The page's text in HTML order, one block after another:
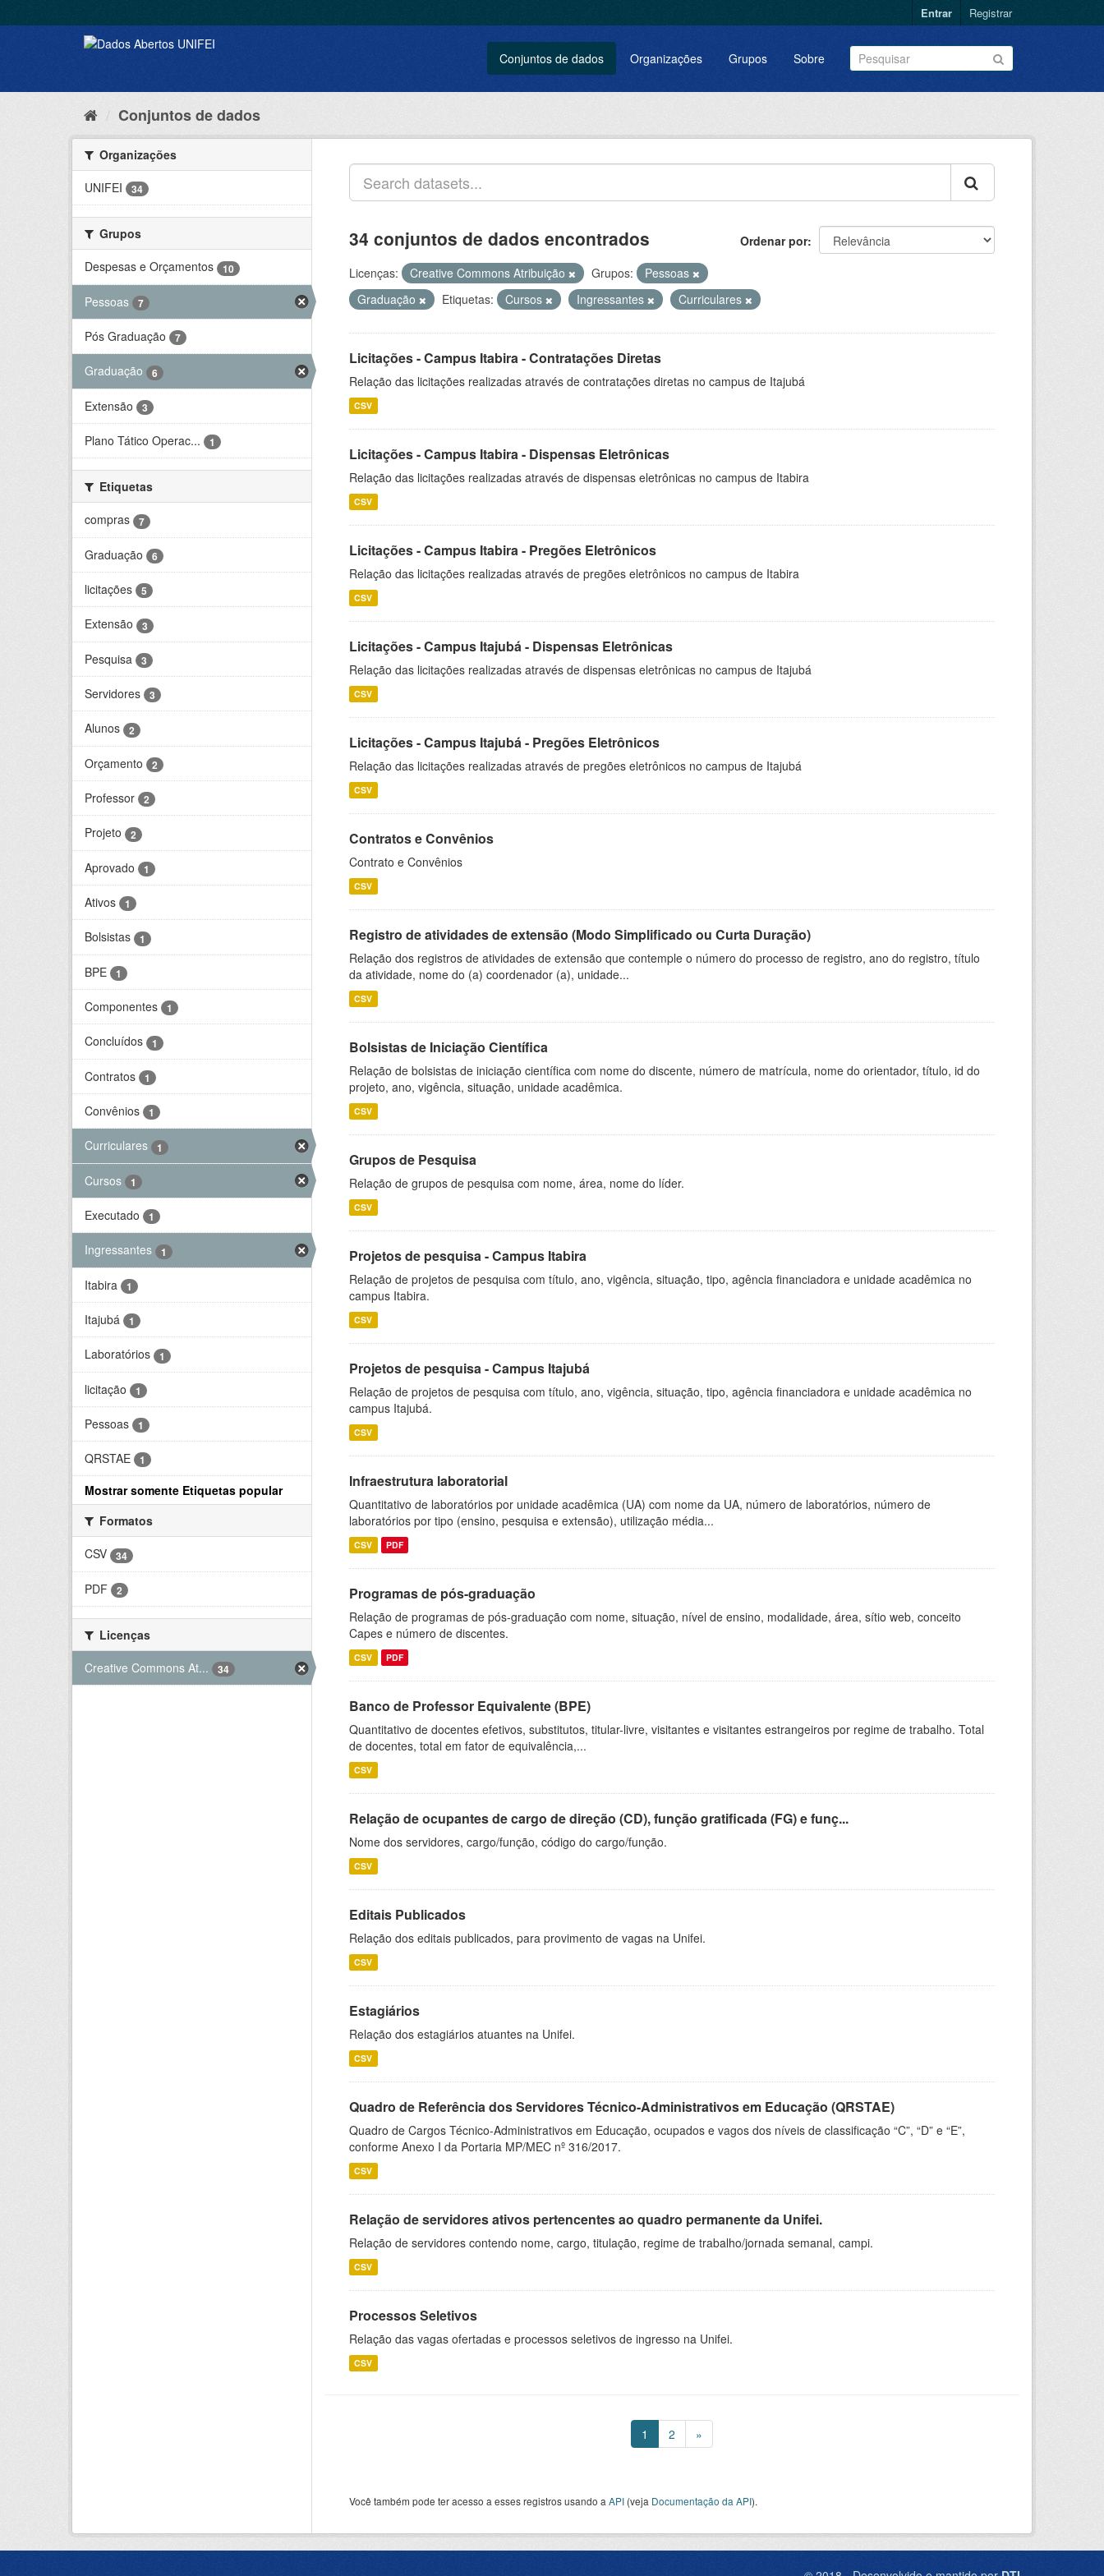
Entrar Registrar
Conjuntos de dados Organizações Grupos Sobre
Conjuntos de dados
Organizações
UNIFEI
34
Grupos
Despesas e Orçamentos
10
Pessoas 7
Pós Graduação 7
Graduação 6
Extensão 3
Plano Tático Operac... 1
Etiquetas
compras
7
Graduação 6
licitações 5
Extensão 3
Pesquisa 3
Servidores 3
Alunos 2
Orçamento 2
Professor 2
Projeto 2
Aprovado 1
Ativos 1
Bolsistas 1
BPE 1
Componentes 1
Concluídos 1
Contratos 1
Convênios 1
Curriculares 1
Cursos 1
Executado 1
Ingressantes 1
Itabira 1
Itajubá 1
Laboratórios 1
licitação 1
Pessoas 1
QRSTAE 1
Mostrar somente Etiquetas popular
Formatos
CSV
34
PDF 2
Licenças
Creative Commons At...
34
Ordenar por
34 conjuntos de dados encontrados
Licenças: Creative Commons Atribuição Grupos:
Pessoas
Graduação
Etiquetas: Cursos Ingressantes Curriculares
Licitações - Campus Itabira - Contratações Diretas
Relação das licitações realizadas através de contratações diretas no campus de Itajubá
CSV
Licitações - Campus Itabira - Dispensas Eletrônicas
Relação das licitações realizadas através de dispensas eletrônicas no campus de Itabira
CSV
Licitações - Campus Itabira - Pregões Eletrônicos
Relação das licitações realizadas através de pregões eletrônicos no campus de Itabira
CSV
Licitações - Campus Itajubá - Dispensas Eletrônicas
Relação das licitações realizadas através de dispensas eletrônicas no campus de Itajubá
CSV
Licitações - Campus Itajubá - Pregões Eletrônicos
Relação das licitações realizadas através de pregões eletrônicos no campus de Itajubá
CSV
Contratos e Convênios
Contrato e Convênios
CSV
Registro de atividades de extensão (Modo Simplificado ou Curta Duração)
Relação dos registros de atividades de extensão que contemple o número do processo de registro, ano do registro, título
da atividade, nome do (a) coordenador (a), unidade...
CSV
Bolsistas de Iniciação Científica
Relação de bolsistas de iniciação científica com nome do discente, número de matrícula, nome do orientador, título, id do
projeto, ano, vigência, situação, unidade acadêmica.
CSV
Grupos de Pesquisa
Relação de grupos de pesquisa com nome, área, nome do líder.
CSV
Projetos de pesquisa - Campus Itabira
Relação de projetos de pesquisa com título, ano, vigência, situação, tipo, agência financiadora e unidade acadêmica no
campus Itabira.
CSV
Projetos de pesquisa - Campus Itajubá
Relação de projetos de pesquisa com título, ano, vigência, situação, tipo, agência financiadora e unidade acadêmica no
campus Itajubá.
CSV
Infraestrutura laboratorial
Quantitativo de laboratórios por unidade acadêmica (UA) com nome da UA, número de laboratórios, número de
laboratórios por tipo (ensino, pesquisa e extensão), utilização média...
CSV PDF
Programas de pós-graduação
Relação de programas de pós-graduação com nome, situação, nível de ensino, modalidade, área, sítio web, conceito
Capes e número de discentes.
CSV PDF
Banco de Professor Equivalente (BPE)
Quantitativo de docentes efetivos, substitutos, titular-livre, visitantes e visitantes estrangeiros por regime de trabalho. Total
de docentes, total em fator de equivalência,...
CSV
Relação de ocupantes de cargo de direção (CD), função gratificada (FG) e funç...
Nome dos servidores, cargo/função, código do cargo/função.
CSV
Editais Publicados
Relação dos editais publicados, para provimento de vagas na Unifei.
CSV
Estagiários
Relação dos estagiários atuantes na Unifei.
CSV
Quadro de Referência dos Servidores Técnico-Administrativos em Educação (QRSTAE)
Quadro de Cargos Técnico-Administrativos em Educação, ocupados e vagos dos níveis de classificação “C”, “D” e “E”,
conforme Anexo I da Portaria MP/MEC nº 316/2017.
CSV
Relação de servidores ativos pertencentes ao quadro permanente da Unifei.
Relação de servidores contendo nome, cargo, titulação, regime de trabalho/jornada semanal, campi.
CSV
Processos Seletivos
Relação das vagas ofertadas e processos seletivos de ingresso na Unifei.
CSV
1 2 »
Você também pode ter acesso a esses registros usando a API (veja Documentação da API).